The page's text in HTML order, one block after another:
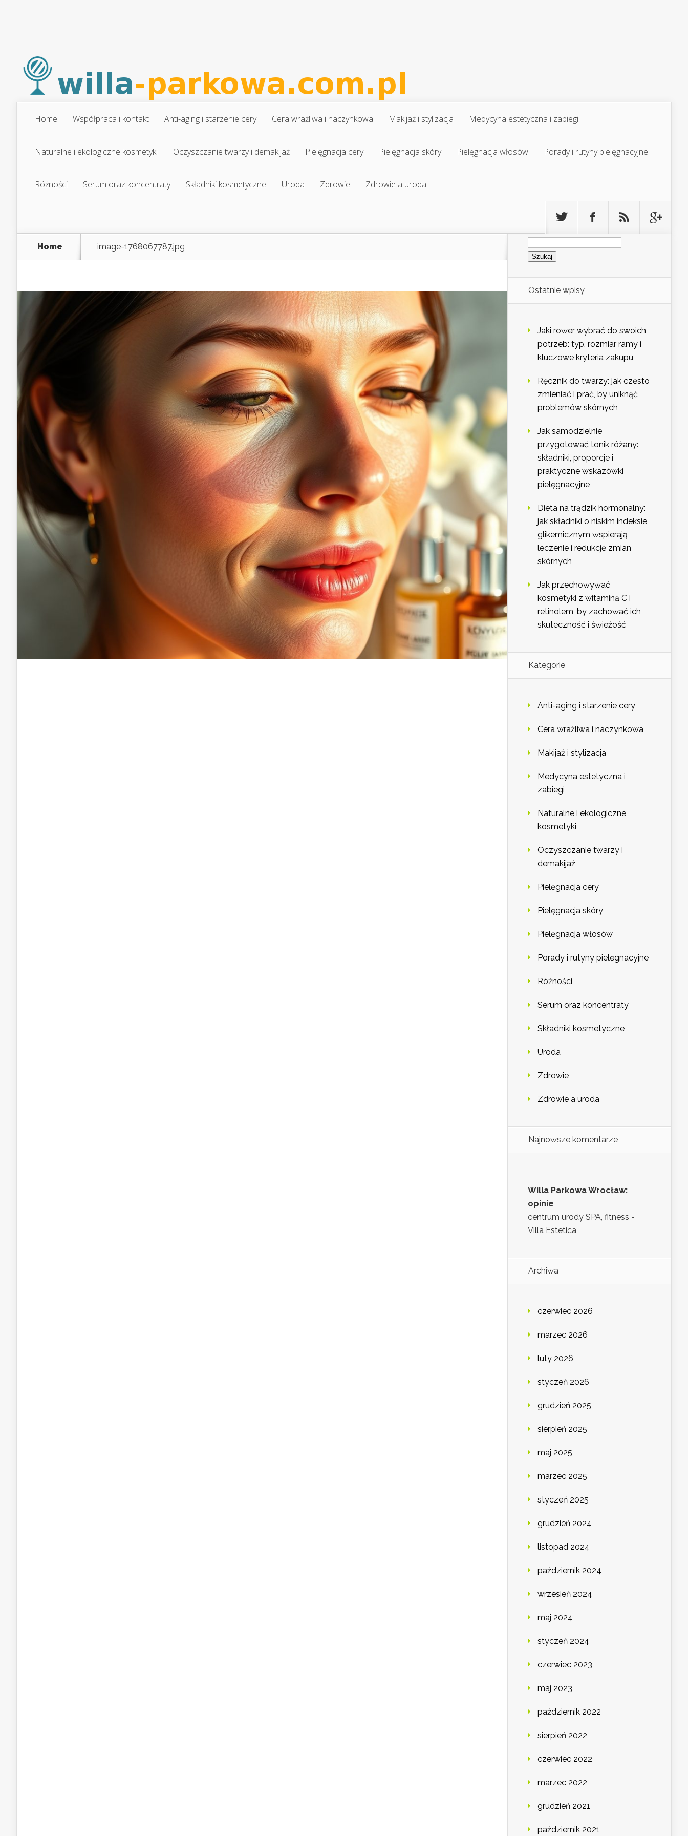
Home Współpraca i kontakt Anti-aging i starzenie cery Cera wrażliwa i naczynkowa Makijaż i stylizacja Medycyna estetyczna i zabiegi
Naturalne i ekologiczne kosmetyki Oczyszczanie twarzy i demakijaż Pielęgnacja cery Pielęgnacja skóry Pielęgnacja włosów Porady i rutyny pielęgnacyjne
Różności Serum oraz koncentraty Składniki kosmetyczne Uroda Zdrowie Zdrowie a uroda
Home image-1768067787.jpg
Szukaj:
Ostatnie wpisy
Jaki rower wybrać do swoich
potrzeb: typ, rozmiar ramy i
kluczowe kryteria zakupu
Ręcznik do twarzy: jak często
zmieniać i prać, by uniknąć
problemów skórnych
Jak samodzielnie
przygotować tonik różany:
składniki, proporcje i
praktyczne wskazówki
pielęgnacyjne
Dieta na trądzik hormonalny:
jak składniki o niskim indeksie
glikemicznym wspierają
leczenie i redukcję zmian
skórnych
Jak przechowywać
kosmetyki z witaminą C i
retinolem, by zachować ich
skuteczność i świeżość
Kategorie
Anti-aging i starzenie cery
Cera wrażliwa i naczynkowa
Makijaż i stylizacja
Medycyna estetyczna i
zabiegi
Naturalne i ekologiczne
kosmetyki
Oczyszczanie twarzy i
demakijaż
Pielęgnacja cery
Pielęgnacja skóry
Pielęgnacja włosów
Porady i rutyny pielęgnacyjne
Różności
Serum oraz koncentraty
Składniki kosmetyczne
Uroda
Zdrowie
Zdrowie a uroda
Najnowsze komentarze
Willa Parkowa Wrocław:
opinie
centrum urody SPA, fitness -
Villa Estetica
Archiwa
czerwiec 2026
marzec 2026
luty 2026
styczeń 2026
grudzień 2025
sierpień 2025
maj 2025
marzec 2025
styczeń 2025
grudzień 2024
listopad 2024
październik 2024
wrzesień 2024
maj 2024
styczeń 2024
czerwiec 2023
maj 2023
październik 2022
sierpień 2022
czerwiec 2022
marzec 2022
grudzień 2021
październik 2021